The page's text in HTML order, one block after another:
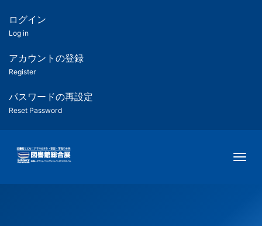
ツ
匿
名
ユ
ー
ー
用
メ
ログイン
Log in
アカウントの登録
Register
パスワードの再設定
Reset Password